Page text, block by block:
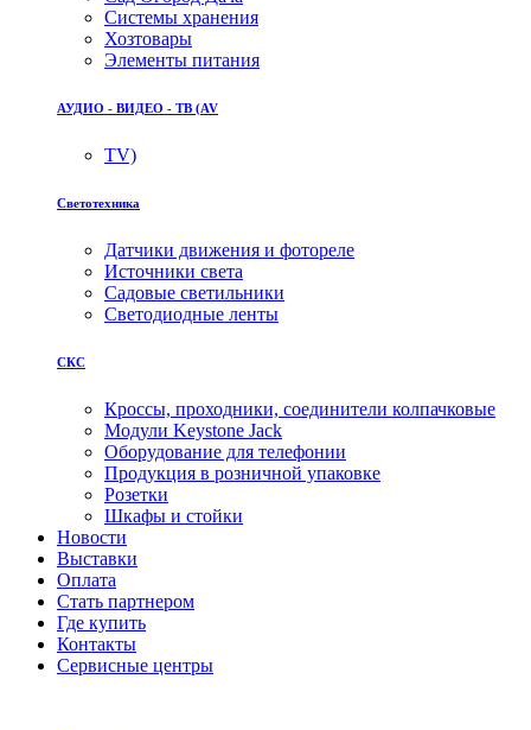
Системы хранения
Хозтовары
Элементы питания
АУДИО - ВИДЕО - ТВ (AV
TV)
Светотехника
Датчики движения и фотореле
Источники света
Садовые светильники
Светодиодные ленты
СКС
Кроссы, проходники, соединители колпачковые
Модули Keystone Jack
Оборудование для телефонии
Продукция в розничной упаковке
Розетки
Шкафы и стойки
Новости
Выставки
Оплата
Стать партнером
Где купить
Контакты
Сервисные центры